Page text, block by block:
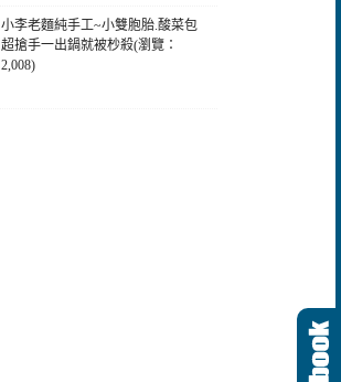
小李老麵純手工~小雙胞胎.酸菜包
超搶手一出鍋就被杪殺(瀏覽：
2,008)